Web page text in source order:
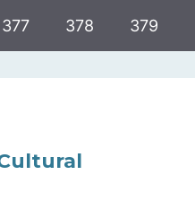
377 378 379